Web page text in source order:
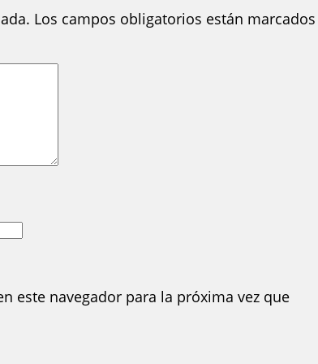
Los campos obligatorios están
este navegador para la próxima vez que